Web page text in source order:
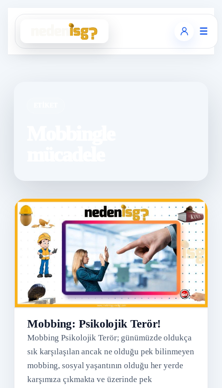
☰
Mobbing: Psikolojik Terör!
Mobbing Psikolojik Terör; günümüzde oldukça
sık karşılaşılan ancak ne olduğu pek bilinmeyen
mobbing, sosyal yaşantının olduğu her yerde
karşımıza çıkmakta ve üzerinde pek